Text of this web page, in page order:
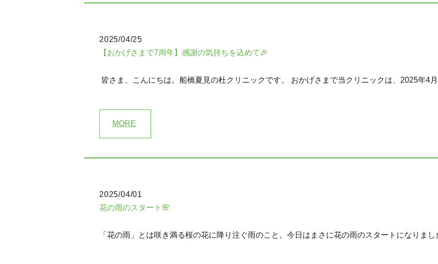
2025/04/25
【おかげさまで7周年】感謝の気持ちを込めて🎉
皆さま、こんにちは。船橋夏見の杜クリニックです。 おかげさまで当クリニックは、2025年4
MORE
2025/04/01
花の雨のスタート🌸
「花の雨」とは咲き満る桜の花に降り注ぐ雨のこと。今日はまさに花の雨のスタートになりま